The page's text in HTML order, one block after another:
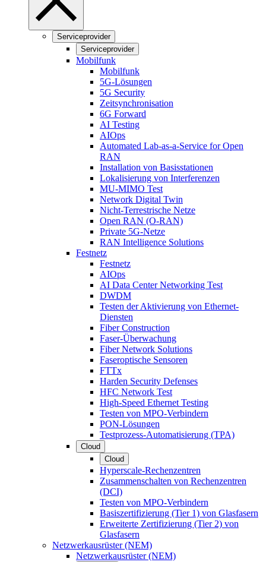
Serviceprovider
Serviceprovider
Mobilfunk
Mobilfunk
5G-Lösungen
5G Security
Zeitsynchronisation
6G Forward
AI Testing
AIOps
Automated Lab-as-a-Service for Open
RAN
Installation von Basisstationen
Lokalisierung von Interferenzen
MU-MIMO Test
Network Digital Twin
Nicht-Terrestrische Netze
Open RAN (O-RAN)
Private 5G-Netze
RAN Intelligence Solutions
Festnetz
Festnetz
AIOps
AI Data Center Networking Test
DWDM
Testen der Aktivierung von Ethernet-
Diensten
Fiber Construction
Faser-Überwachung
Fiber Network Solutions
Faseroptische Sensoren
FTTx
Harden Security Defenses
HFC Network Test
High-Speed Ethernet Testing
Testen von MPO-Verbindern
PON-Lösungen
Testprozess-Automatisierung (TPA)
Cloud
Cloud
Hyperscale-Rechenzentren
Zusammenschalten von Rechenzentren
(DCI)
Testen von MPO-Verbindern
Basiszertifizierung (Tier 1) von Glasfasern
Erweiterte Zertifizierung (Tier 2) von
Glasfasern
Netzwerkausrüster (NEM)
Netzwerkausrüster (NEM)